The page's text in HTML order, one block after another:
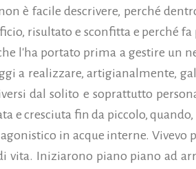
è facile descrivere, perché
risultato e sconfitta e perché fa
l'ha portato prima a gestire un
a realizzare, artigianalmente,
dal solito e soprattutto
e cresciuta fin da piccolo,
in acque interne. Vivevo
vita. Iniziarono piano piano ad